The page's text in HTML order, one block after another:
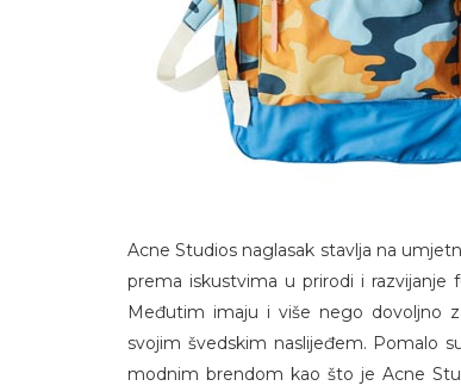
Acne Studios naglasak stavlja na
prema iskustvima u prirodi i razvijanje
Međutim imaju i više nego dovoljno
svojim švedskim naslijeđem. Pomalo
modnim brendom kao što je Acne